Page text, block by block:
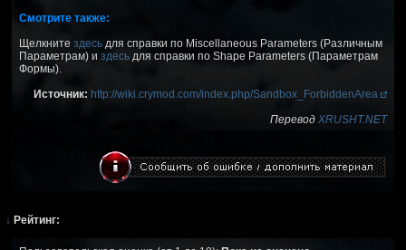
Смотрите также:
Щелкните здесь для справки по Miscellaneous Parameters (Различным
Параметрам) и здесь для справки по Shape Parameters (Параметрам
Формы).
Источник: http://wiki.crymod.com/index.php/Sandbox_ForbiddenArea
Перевод XRUSHT.NET
↓ Рейтинг: